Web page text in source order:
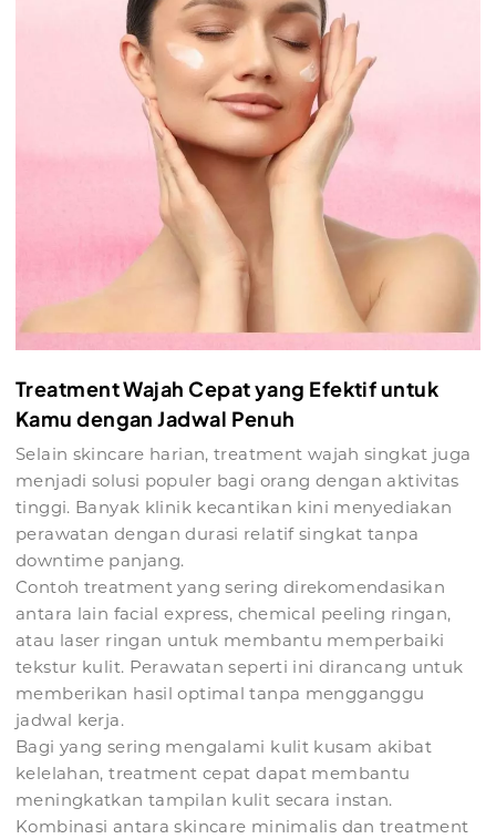
Treatment Wajah Cepat yang Efektif untuk
Kamu dengan Jadwal Penuh
Selain skincare harian, treatment wajah singkat juga
menjadi solusi populer bagi orang dengan aktivitas
tinggi. Banyak klinik kecantikan kini menyediakan
perawatan dengan durasi relatif singkat tanpa
downtime panjang.
Contoh treatment yang sering direkomendasikan
antara lain facial express, chemical peeling ringan,
atau laser ringan untuk membantu memperbaiki
tekstur kulit. Perawatan seperti ini dirancang untuk
memberikan hasil optimal tanpa mengganggu
jadwal kerja.
Bagi yang sering mengalami kulit kusam akibat
kelelahan, treatment cepat dapat membantu
meningkatkan tampilan kulit secara instan.
Kombinasi antara skincare minimalis dan treatment